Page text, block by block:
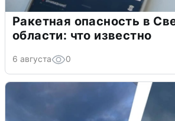
Ракетная опасность в
области: что известно
6 августа 0